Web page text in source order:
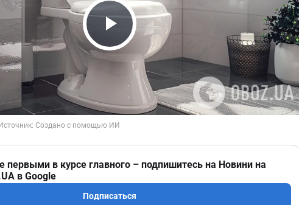
Play Video
первыми в курсе главного – подпишитесь на Новини на
в Google
Подписаться